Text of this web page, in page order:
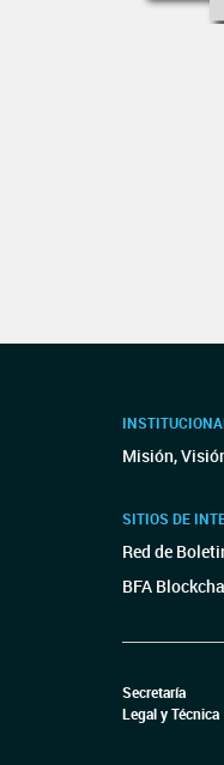
Misión,
SITIOS DE
Red de
BFA
Secretaría
Legal y Técnica